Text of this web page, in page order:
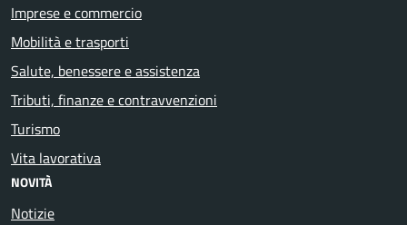
Imprese e commercio
Mobilità e trasporti
Salute, benessere e assistenza
Tributi, finanze e contravvenzioni
Turismo
Vita lavorativa
NOVITÀ
Notizie